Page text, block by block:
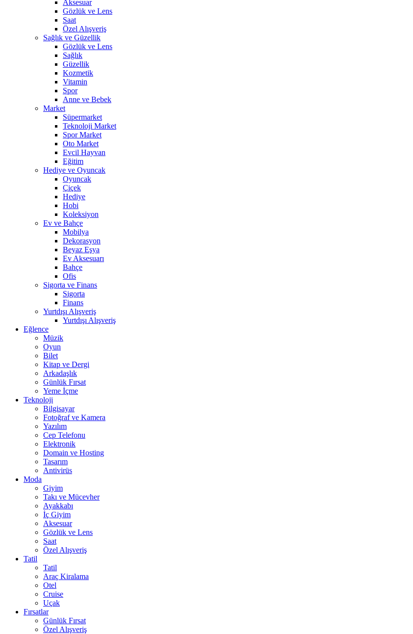
Aksesuar
Gözlük ve Lens
Saat
Özel Alışveriş
Sağlık ve Güzellik
Gözlük ve Lens
Sağlık
Güzellik
Kozmetik
Vitamin
Spor
Anne ve Bebek
Market
Süpermarket
Teknoloji Market
Spor Market
Oto Market
Evcil Hayvan
Eğitim
Hediye ve Oyuncak
Oyuncak
Çiçek
Hediye
Hobi
Koleksiyon
Ev ve Bahçe
Mobilya
Dekorasyon
Beyaz Eşya
Ev Aksesuarı
Bahçe
Ofis
Sigorta ve Finans
Sigorta
Finans
Yurtdışı Alışveriş
Yurtdışı Alışveriş
Eğlence
Müzik
Oyun
Bilet
Kitap ve Dergi
Arkadaşlık
Günlük Fırsat
Yeme İçme
Teknoloji
Bilgisayar
Fotoğraf ve Kamera
Yazılım
Cep Telefonu
Elektronik
Domain ve Hosting
Tasarım
Antivirüs
Moda
Giyim
Takı ve Mücevher
Ayakkabı
İç Giyim
Aksesuar
Gözlük ve Lens
Saat
Özel Alışveriş
Tatil
Tatil
Araç Kiralama
Otel
Cruise
Uçak
Fırsatlar
Günlük Fırsat
Özel Alışveriş